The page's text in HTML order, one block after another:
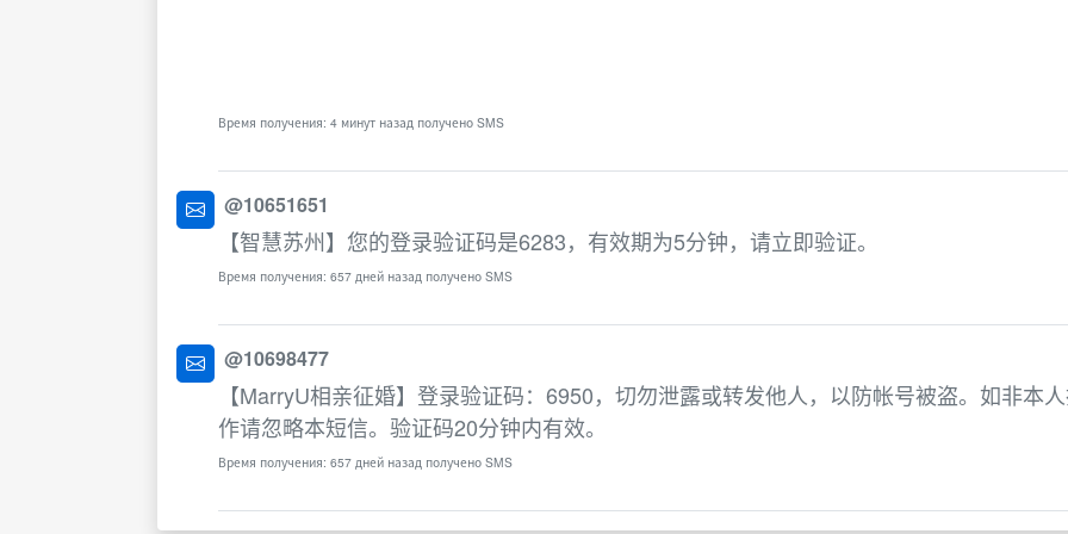
Время получения: 4 минут назад получено SMS
@10651651
【智慧苏州】您的登录验证码是6283，有效期为5分钟，请立即验证。
Время получения: 657 дней назад получено SMS
@10698477
【MarryU相亲征婚】登录验证码：6950，切勿泄露或转发他人，以防帐号被盗。如非本
作请忽略本短信。验证码20分钟内有效。
Время получения: 657 дней назад получено SMS